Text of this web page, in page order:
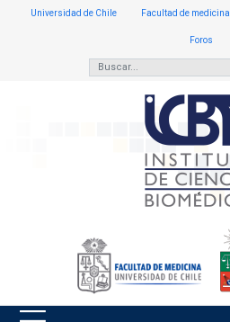
Universidad de Chile Facultad de medicina
Foros